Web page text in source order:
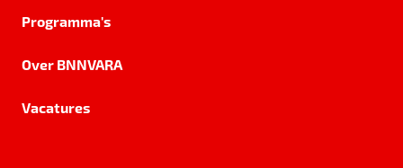
Programma's
Over BNNVARA
Vacatures